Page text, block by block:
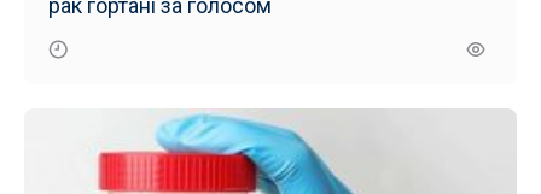
рак гортані за голосом